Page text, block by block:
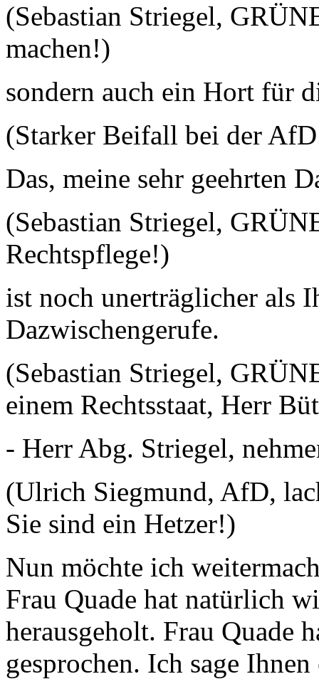
(Sebastian Striegel,
machen!)
sondern auch ein Hort für
(Starker Beifall bei der
Das, meine sehr geehrten
(Sebastian Striegel,
Rechtspflege!)
ist noch unerträglicher als
Dazwischengerufe.
(Sebastian Striegel,
einem Rechtsstaat, Herr
- Herr Abg. Striegel,
(Ulrich Siegmund, AfD,
Sie sind ein Hetzer!)
Nun möchte ich
Frau Quade hat natürlich
herausgeholt. Frau Quade
gesprochen. Ich sage